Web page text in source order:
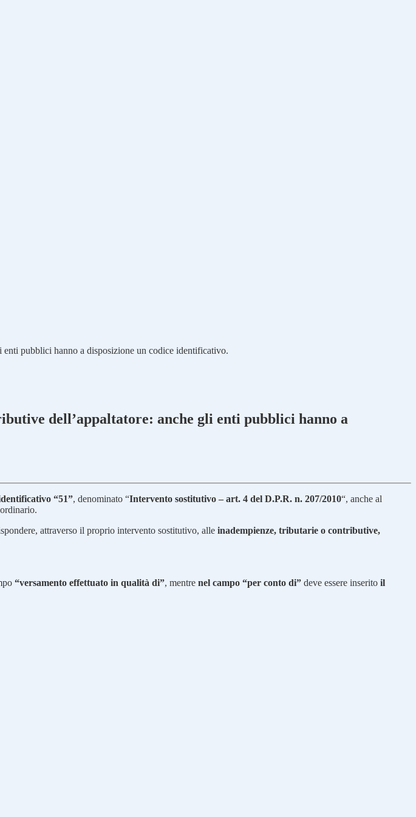
pubblici hanno a disposizione un codice identificativo.
dell’appaltatore: anche gli enti pubblici hanno a
“51”, denominato “Intervento sostitutivo – art. 4 del D.P.R. n. 207/2010“, anche al
attraverso il proprio intervento sostitutivo, alle inadempienze, tributarie o contributive,
“versamento effettuato in qualità di”, mentre nel campo “per conto di” deve essere inserito il